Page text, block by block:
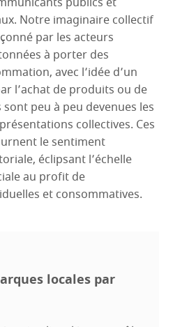
Notre imaginaire collectif
par les acteurs
à porter des
avec l’idée d’un
l’achat de produits ou de
peu à peu devenues les
collectives. Ces
le sentiment
éclipsant l’échelle
au profit de
et consommatives.
locales par